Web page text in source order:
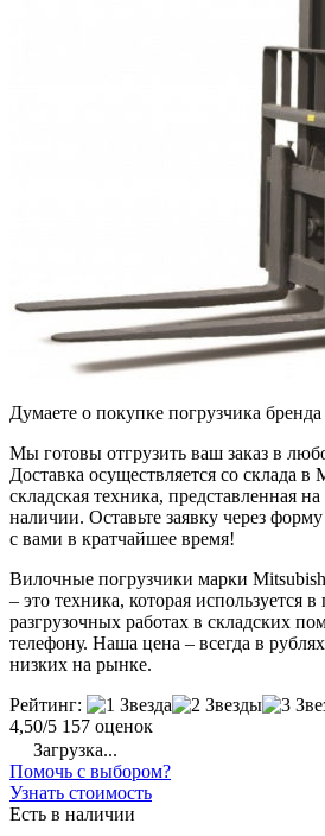
Думаете о покупке погрузчика
Мы готовы отгрузить ваш заказ в
Доставка осуществляется со склада в
складская техника, представленная на
наличии. Оставьте заявку через
с вами в кратчайшее время!
Вилочные погрузчики марки
– это техника, которая используется
разгрузочных работах в складских
телефону. Наша цена – всегда в
низких на рынке.
Рейтинг:
4,50/5 157 оценок
Загрузка...
Помочь с выбором?
Узнать стоимость
Есть в наличии